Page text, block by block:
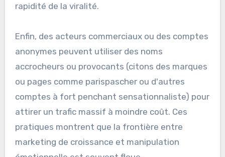
rapidité de la viralité.
Enfin, des acteurs commerciaux ou des comptes
anonymes peuvent utiliser des noms
accrocheurs ou provocants (citons des marques
ou pages comme parispascher ou d'autres
comptes à fort penchant sensationnaliste) pour
attirer un trafic massif à moindre coût. Ces
pratiques montrent que la frontière entre
marketing de croissance et manipulation